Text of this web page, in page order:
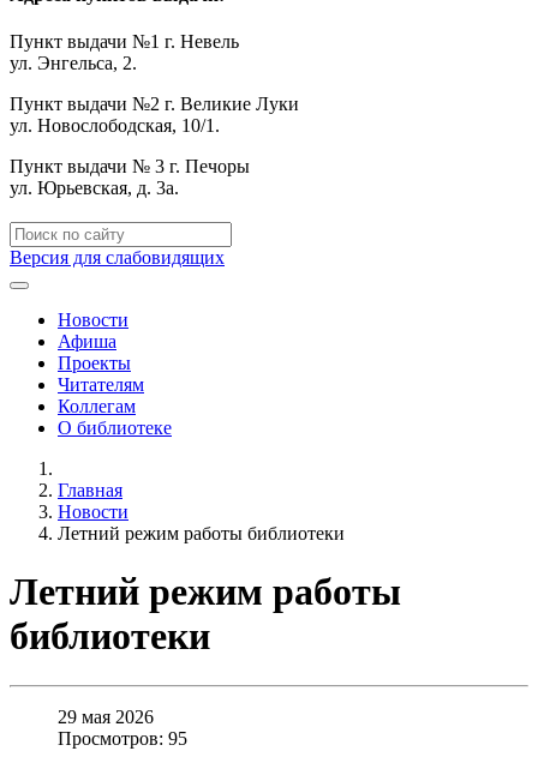
Пункт выдачи №1 г. Невель
ул. Энгельса, 2.
Пункт выдачи №2 г. Великие Луки
ул. Новослободская, 10/1.
Пункт выдачи № 3 г. Печоры
ул. Юрьевская, д. 3а.
Версия для слабовидящих
Новости
Афиша
Проекты
Читателям
Коллегам
О библиотеке
Главная
Новости
Летний режим работы библиотеки
Летний режим работы
библиотеки
29 мая 2026
Просмотров: 95